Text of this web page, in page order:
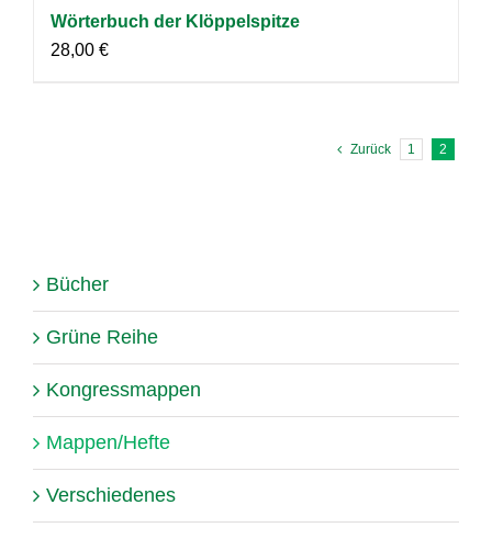
Wörterbuch der Klöppelspitze
28,00 €
Zurück 1 2
Bücher
Grüne Reihe
Kongressmappen
Mappen/Hefte
Verschiedenes